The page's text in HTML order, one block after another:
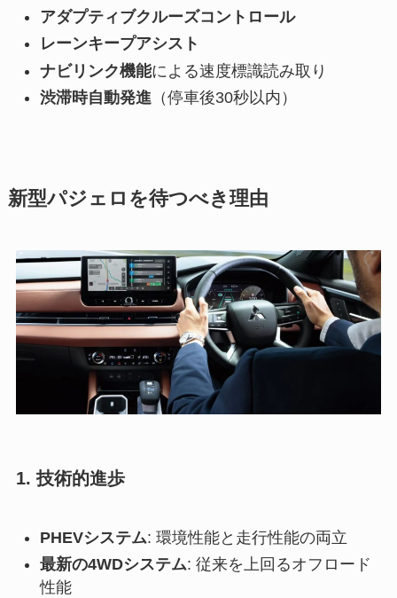
アダプティブクルーズコントロール
レーンキープアシスト
ナビリンク機能による速度標識読み取り
渋滞時自動発進（停車後30秒以内）
新型パジェロを待つべき理由
1. 技術的進歩
PHEVシステム: 環境性能と走行性能の両立
最新の4WDシステム: 従来を上回るオフロード
性能